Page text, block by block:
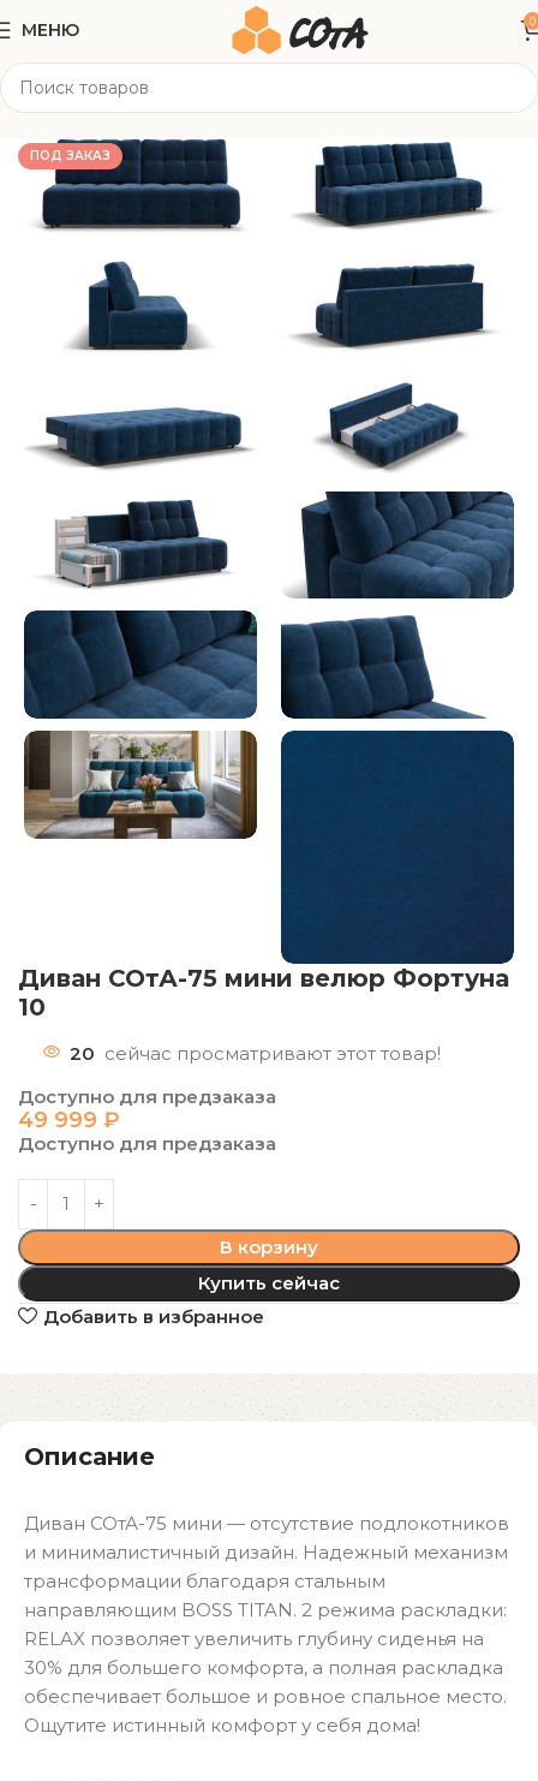
МЕНЮ 0
Мягкая мебель
ПОД ЗАКАЗ
Диван СОтА-75 мини велюр Фортуна
10
20 сейчас просматривают этот товар!
Доступно для предзаказа
49 999 ₽
Доступно для предзаказа
В корзину
Купить сейчас
Добавить в избранное
Описание
Диван СОтА-75 мини — отсутствие подлокотников
и минималистичный дизайн. Надежный механизм
трансформации благодаря стальным
направляющим BOSS TITAN. 2 режима раскладки:
RELAX позволяет увеличить глубину сиденья на
30% для большего комфорта, а полная раскладка
обеспечивает большое и ровное спальное место.
Ощутите истинный комфорт у себя дома!